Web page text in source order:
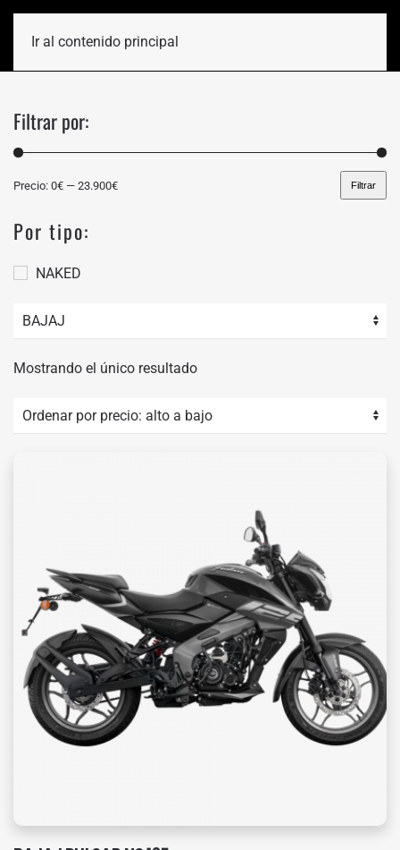
Ir al contenido principal
Filtrar por:
Precio
Precio
Filtrar
Precio: 0€ — 23.900€
Por tipo:
NAKED
Mostrando el único resultado